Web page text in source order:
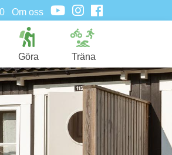
Om oss
Göra Träna